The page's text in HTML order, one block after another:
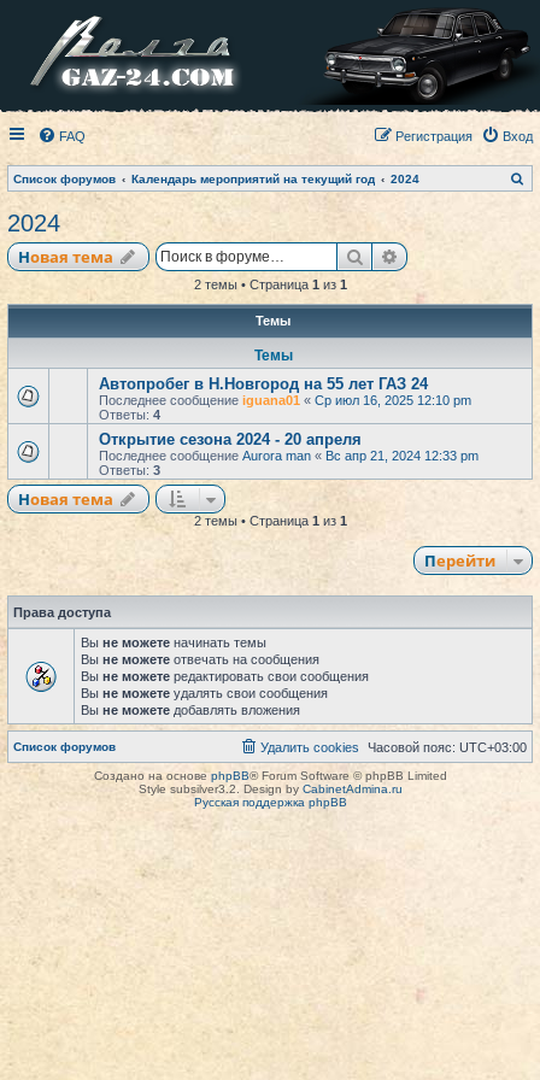
FAQ Вход
Регистрация
Список форумов Календарь мероприятий на текущий год 2024
о
2024
Новая тема ПоискРасширенный
2 темы • Страница 1из 1
Темы
Темы
Автопробег в Н.Новгород на 55 лет ГАЗ 24
Последнее сообщение iguana01 « Ср июл 16, 2025 12:10 pm
Ответы: 4
Открытие сезона 2024 - 20 апреля
Последнее сообщение Aurora man « Вс апр 21, 2024 12:33 pm
Ответы: 3
Новая тема
2 темы • Страница 1из 1
Перейти
Права доступа
Вы не можете начинать темы
Вы не можете отвечать на сообщения
Вы не можете редактировать свои сообщения
Вы не можете удалять свои сообщения
Вы не можете добавлять вложения
Список форумов Часовой пояс: UTC+03:00
Удалить cookies
Создано на основеphpBB® Forum Software © phpBB Limited
Style subsilver3.2. Design by CabinetAdmina.ru
Русская поддержка phpBB